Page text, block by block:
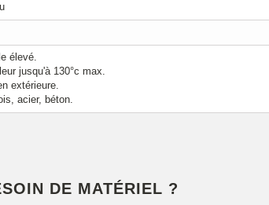
élevé.
jusqu'à 130°c max.
extérieure.
acier, béton.
DE MATÉRIEL ?